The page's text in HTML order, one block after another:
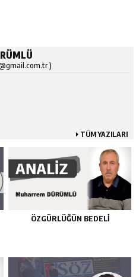
)
TÜM YAZILARI
ÖZGÜRLÜĞÜN BEDELİ